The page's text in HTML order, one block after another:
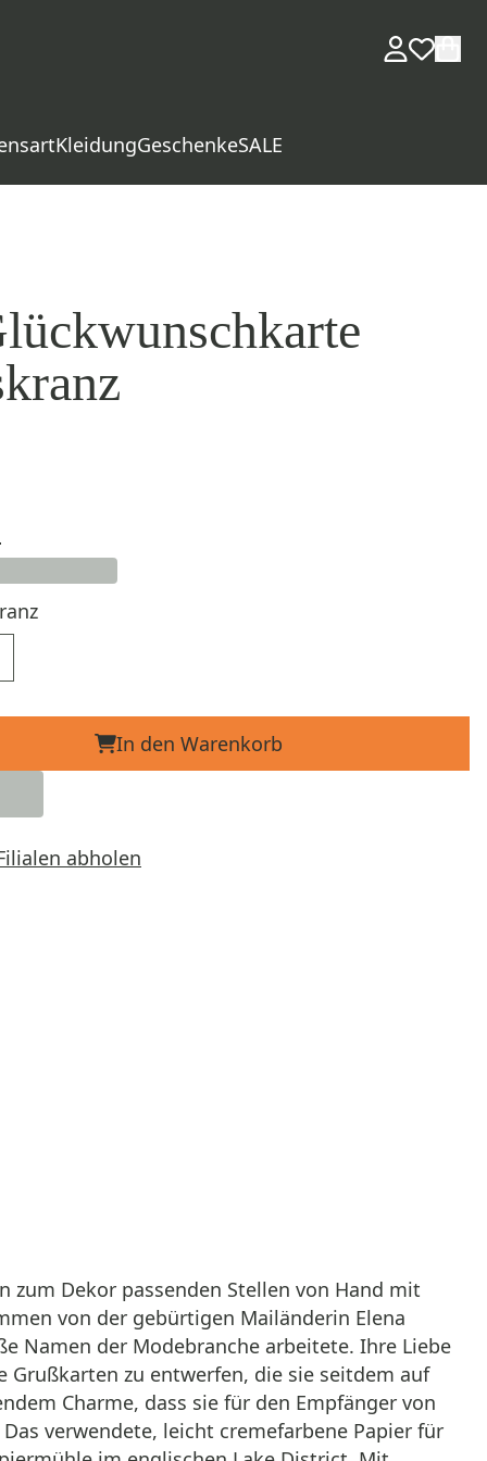
KleidungGeschenkeSALE
In den Warenkorb
abholen
Dekor passenden Stellen von Hand mit
von der gebürtigen Mailänderin Elena
Namen der Modebranche arbeitete. Ihre Liebe
Grußkarten zu entwerfen, die sie seitdem auf
Charme, dass sie für den Empfänger von
verwendete, leicht cremefarbene Papier für